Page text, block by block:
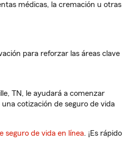
médicas, la cremación u otras
para reforzar las áreas clave
TN, le ayudará a comenzar
cotización de seguro de vida
seguro de vida en línea. ¡Es rápido